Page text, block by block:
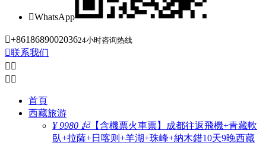
WhatsApp
+861868900203624小时咨询热线
联系我们
 
 
首頁
西藏旅游
¥ 9980 起【含機票火車票】成都往返飛機+青藏軟
臥+拉薩+日喀则+羊湖+珠峰+納木錯10天9晚西藏